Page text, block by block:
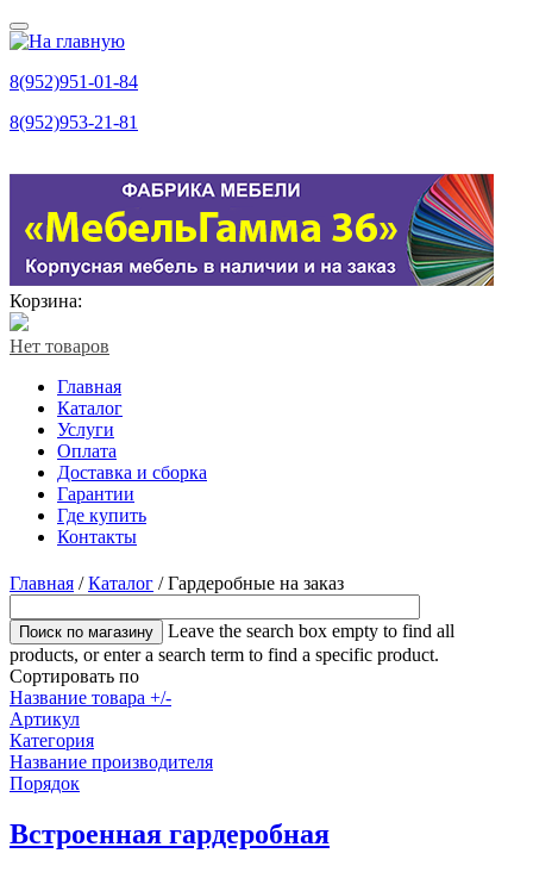
8(952)951-01-84
8(952)953-21-81
Корзина:
Нет товаров
Главная
Каталог
Услуги
Оплата
Доставка и сборка
Гарантии
Где купить
Контакты
Главная /Каталог /Гардеробные на заказ
Leave the search box empty to find all
products, or enter a search term to find a specific product.
Сортировать по
Название товара +/-
Артикул
Категория
Название производителя
Порядок
Встроенная гардеробная